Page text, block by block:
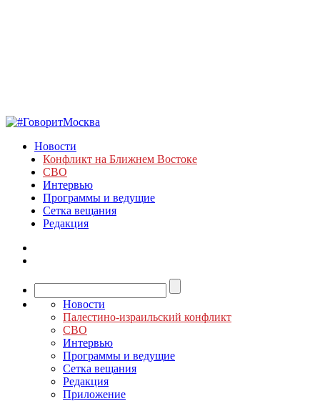
Новости
Конфликт на Ближнем Востоке
СВО
Интервью
Программы и ведущие
Сетка вещания
Редакция
Новости
Палестино-израильский конфликт
СВО
Интервью
Программы и ведущие
Сетка вещания
Редакция
Приложение